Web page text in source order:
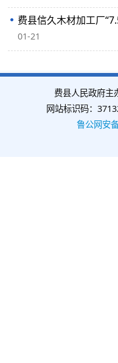
费县信久木材加工厂
01-21
费县人民政府主
网站标识码：
鲁公网安